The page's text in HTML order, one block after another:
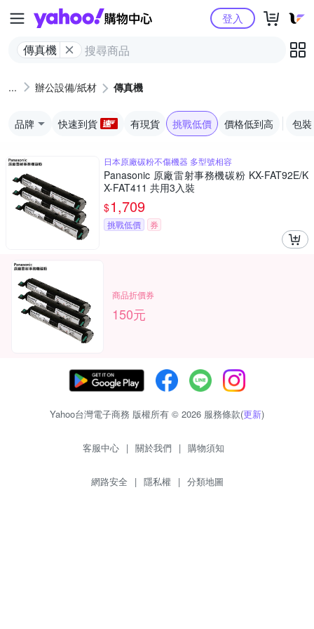
Yahoo購物中心
傳真機
登入
辦公設備/紙材 傳真機
品牌 快速到貨 有現貨 挑戰低價 價格低到高 包裝
日本原廠碳粉不傷機器 多型號相容
Panasonic 原廠雷射事務機碳粉 KX-FAT92E/K
X-FAT411 共用3入裝
$1,709
挑戰低價 券
商品折價券
150元
Yahoo台灣電子商務 版權所有 © 2026 服務條款(更新)
客服中心 | 關於我們 | 購物須知
網路安全 | 隱私權 | 分類地圖